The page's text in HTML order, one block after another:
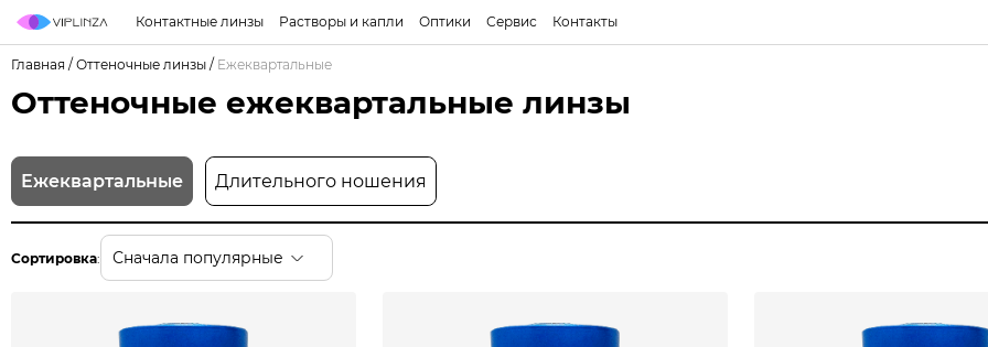
Контактные линзы Растворы и капли Оптики Сервис Контакты
Главная / Оттеночные линзы / Ежеквартальные
Оттеночные ежеквартальные линзы
Ежеквартальные Длительного ношения
Сортировка: Сначала популярные